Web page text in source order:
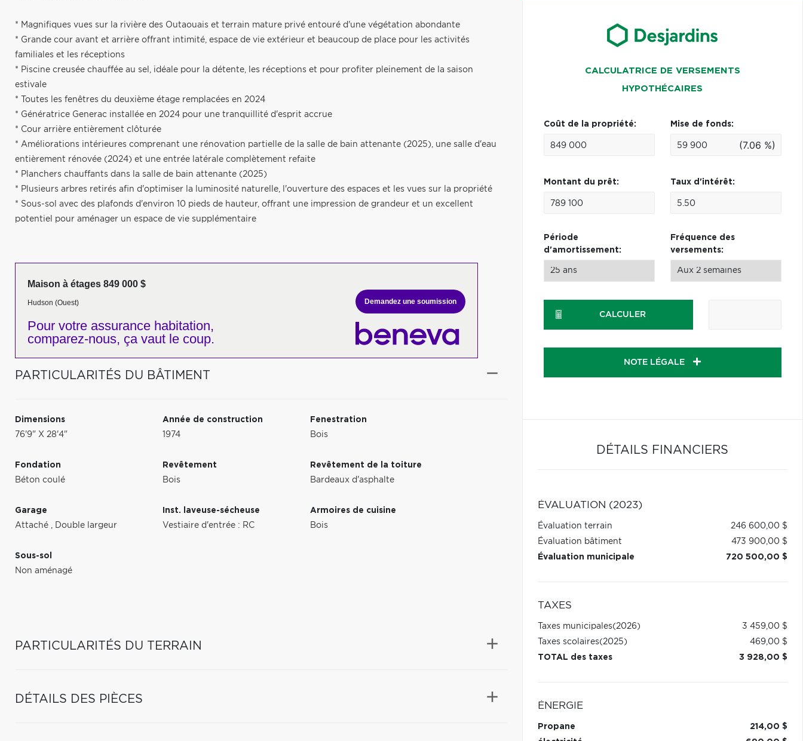
* Magnifiques vues sur la rivière des Outaouais et terrain mature privé entouré d'une végétation abondante
* Grande cour avant et arrière offrant intimité, espace de vie extérieur et beaucoup de place pour les activités
familiales et les réceptions
* Piscine creusée chauffée au sel, idéale pour la détente, les réceptions et pour profiter pleinement de la saison
estivale
* Toutes les fenêtres du deuxième étage remplacées en 2024
* Génératrice Generac installée en 2024 pour une tranquillité d'esprit accrue
* Cour arrière entièrement clôturée
* Améliorations intérieures comprenant une rénovation partielle de la salle de bain attenante (2025), une salle d'eau
entièrement rénovée (2024) et une entrée latérale complètement refaite
* Planchers chauffants dans la salle de bain attenante (2025)
* Plusieurs arbres retirés afin d'optimiser la luminosité naturelle, l'ouverture des espaces et les vues sur la propriété
* Sous-sol avec des plafonds d'environ 10 pieds de hauteur, offrant une impression de grandeur et un excellent
potentiel pour aménager un espace de vie supplémentaire
Maison à étages 849 000 $
Hudson (Ouest)
Pour votre assurance habitation,
comparez-nous, ça vaut le coup.
Demandez une soumission
PARTICULARITÉS DU BÂTIMENT
Dimensions
76'9" X 28'4"
Année de construction
1974
Fenestration
Bois
Fondation
Béton coulé
Revêtement
Bois
Revêtement de la toiture
Bardeaux d'asphalte
Garage
Attaché , Double largeur
Inst. laveuse-sécheuse
Vestiaire d'entrée : RC
Armoires de cuisine
Bois
Sous-sol
Non aménagé
PARTICULARITÉS DU TERRAIN
DÉTAILS DES PIÈCES
CALCULATRICE DE VERSEMENTS
HYPOTHÉCAIRES
Coût de la propriété: Mise de fonds:
(7.06 %)
Montant du prêt: Taux d'intérêt:
Période
d'amortissement:
Fréquence des
versements:
CALCULER
NOTE LÉGALE
DÉTAILS FINANCIERS
ÉVALUATION (2023)
Évaluation terrain
246 600,00 $
Évaluation bâtiment
473 900,00 $
Évaluation municipale
720 500,00 $
TAXES
Taxes municipales(2026)
3 459,00 $
Taxes scolaires(2025)
469,00 $
TOTAL des taxes
3 928,00 $
ÉNERGIE
Propane
214,00 $